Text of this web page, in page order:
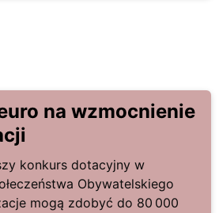
na wzmocnienie
konkurs dotacyjny w
Obywatelskiego
mogą zdobyć do 80 000